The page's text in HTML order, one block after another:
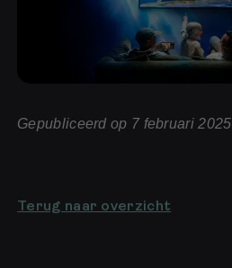
Gepubliceerd op 7 februari 2025
Terug naar overzicht